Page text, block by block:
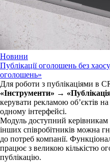
Новини
Публікації оголошень без
оголошень»
Для роботи з публікаціями в
«Інструменти» →
керувати рекламою об’єктів
одному інтерфейсі.
Модуль доступний керівникам
інших співробітників можна
до потреб компанії.
працює з великою кількістю
публікацію.